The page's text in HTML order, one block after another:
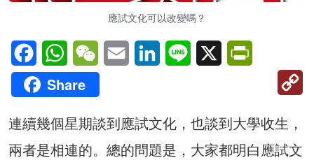
應試文化可以改變嗎？
FacebookWhatsAppWeChatEmail LinkedInLine X
Share
連續幾個星期談到應試文化，也談到大學收生，
兩者是相連的。總的問題是，大家都明白應試文